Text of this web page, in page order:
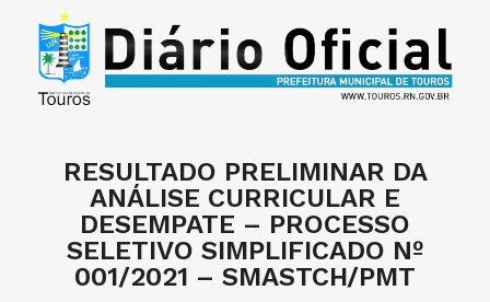
RESULTADO PRELIMINAR DA
ANÁLISE CURRICULAR E
DESEMPATE – PROCESSO
SELETIVO SIMPLIFICADO Nº
001/2021 – SMASTCH/PMT